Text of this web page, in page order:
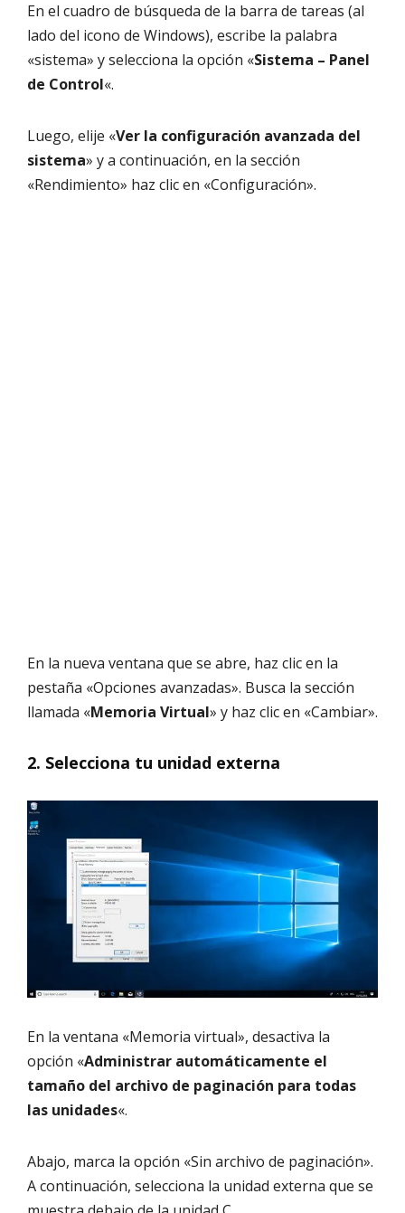
En el cuadro de búsqueda de la barra de tareas (al
lado del icono de Windows), escribe la palabra
«sistema» y selecciona la opción «Sistema – Panel
de Control«.
Luego, elije «Ver la configuración avanzada del
sistema» y a continuación, en la sección
«Rendimiento» haz clic en «Configuración».
En la nueva ventana que se abre, haz clic en la
pestaña «Opciones avanzadas». Busca la sección
llamada «Memoria Virtual» y haz clic en «Cambiar».
2. Selecciona tu unidad externa
En la ventana «Memoria virtual», desactiva la
opción «Administrar automáticamente el
tamaño del archivo de paginación para todas
las unidades«.
Abajo, marca la opción «Sin archivo de paginación».
A continuación, selecciona la unidad externa que se